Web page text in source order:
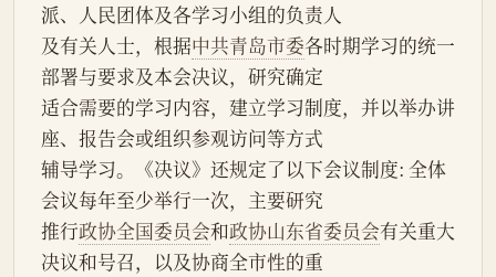
派、人民团体及各学习小组的负责人
及有关人士，根据中共青岛市委各时期学习的统一
部署与要求及本会决议，研究确定
适合需要的学习内容，建立学习制度，并以举办讲
座、报告会或组织参观访问等方式
辅导学习。《决议》还规定了以下会议制度: 全体
会议每年至少举行一次，主要研究
推行政协全国委员会和政协山东省委员会有关重大
决议和号召，以及协商全市性的重